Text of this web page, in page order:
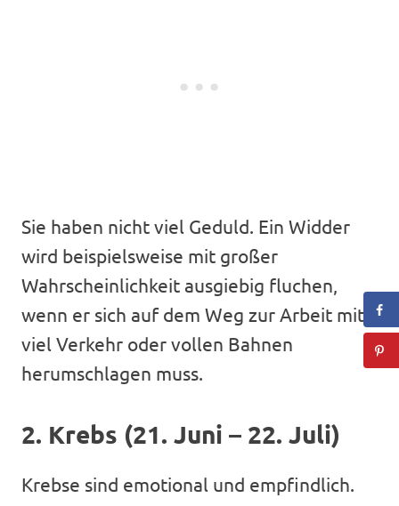
Sie haben nicht viel Geduld. Ein Widder
wird beispielsweise mit großer
Wahrscheinlichkeit ausgiebig fluchen,
wenn er sich auf dem Weg zur Arbeit mit
viel Verkehr oder vollen Bahnen
herumschlagen muss.
2. Krebs (21. Juni – 22. Juli)
Krebse sind emotional und empfindlich.